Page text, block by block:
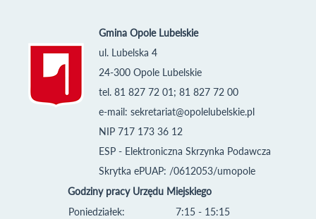
Gmina Opole Lubelskie
ul. Lubelska 4
24-300 Opole Lubelskie
tel. 81 827 72 01; 81 827 72 00
e-mail: sekretariat@opolelubelskie.pl
NIP 717 173 36 12
ESP - Elektroniczna Skrzynka Podawcza
Skrytka ePUAP: /0612053/umopole
Godziny pracy Urzędu Miejskiego
Poniedziałek:
7:15 - 15:15